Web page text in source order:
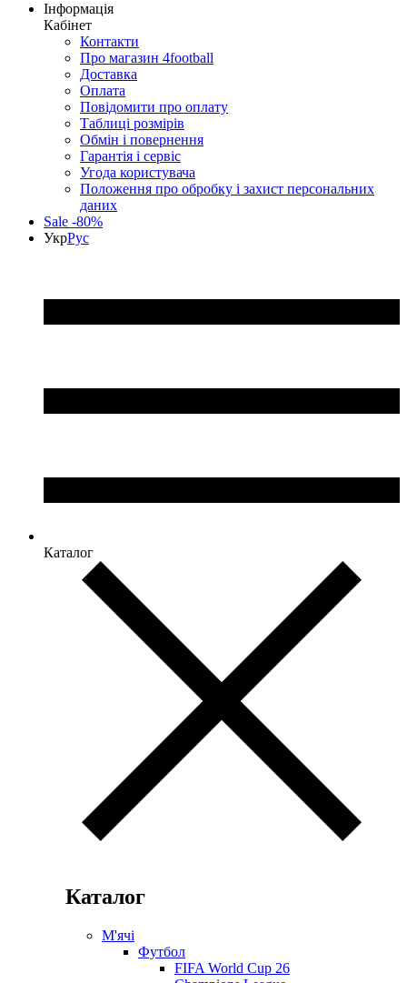
Інформація
Кабінет
Контакти
Про магазин 4football
Доставка
Оплата
Повідомити про оплату
Таблиці розмірів
Обмін і повернення
Гарантія і сервіс
Угода користувача
Положення про обробку і захист персональних
даних
Sale -80%
УкрРус
Каталог
Каталог
М'ячі
Футбол
FIFA World Cup 26